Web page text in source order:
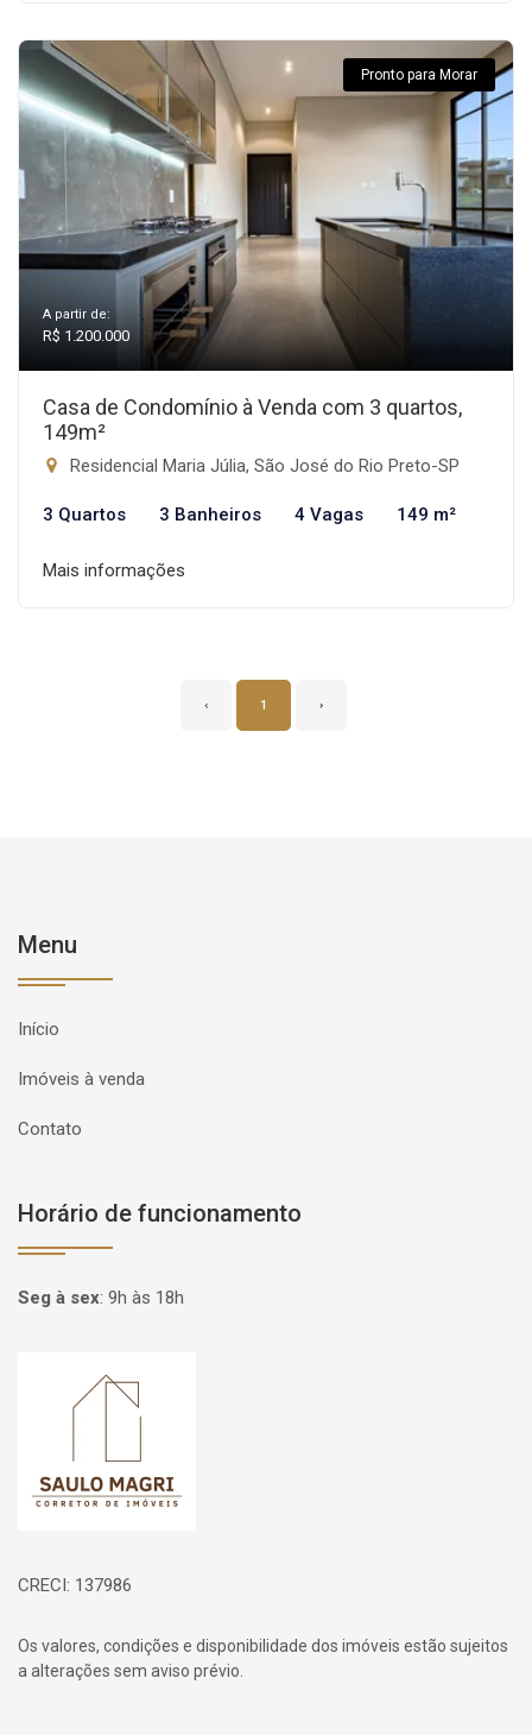
Pronto para Morar
A partir de:
R$ 1.200.000
Casa de Condomínio à Venda com 3 quartos,
149m²
Residencial Maria Júlia, São José do Rio Preto-SP
3 Quartos 3 Banheiros 4 Vagas 149 m²
Mais informações
‹ 1 ›
Menu
Início
Imóveis à venda
Contato
Horário de funcionamento
Seg à sex: 9h às 18h
Página inicial
CRECI: 137986
Os valores, condições e disponibilidade dos imóveis estão sujeitos
a alterações sem aviso prévio.